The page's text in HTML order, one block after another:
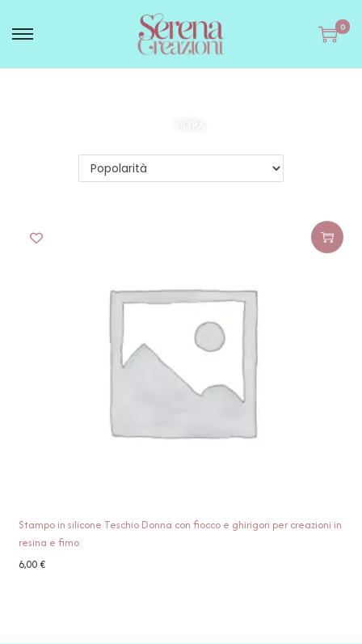
0
Stampo in silicone Teschio Donna con fiocco e ghirigori per creazioni in
resina e fimo
6,00€